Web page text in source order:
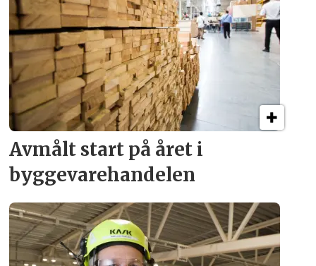
Avmålt start på året i
byggevare­handelen